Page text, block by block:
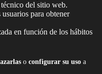
para la salud
el EBITDA es el
y
Cuando
del sitio web.
para obtener
en función de los hábitos
o configurar su uso a